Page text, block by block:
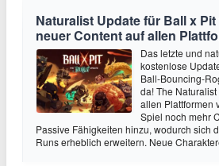
Naturalist Update für Ball x
neuer Content auf allen
Das letzte und
kostenlose
Ball-Bouncing-
da! The
allen Plattformen
Spiel noch mehr
Passive Fähigkeiten hinzu, wodurch sich
Runs erheblich erweitern. Neue